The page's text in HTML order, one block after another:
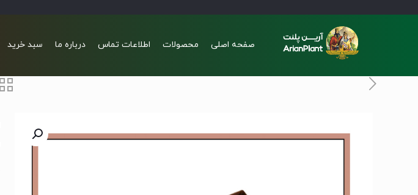
صفحه اصلی محصولات اطلاعات تماس درباره ما سبد خرید